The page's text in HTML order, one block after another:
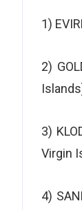
1)
2)
3)
Virgin
4)